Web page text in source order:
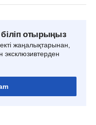
отырыңыз
жаңалықтарынан,
эксклюзивтерден